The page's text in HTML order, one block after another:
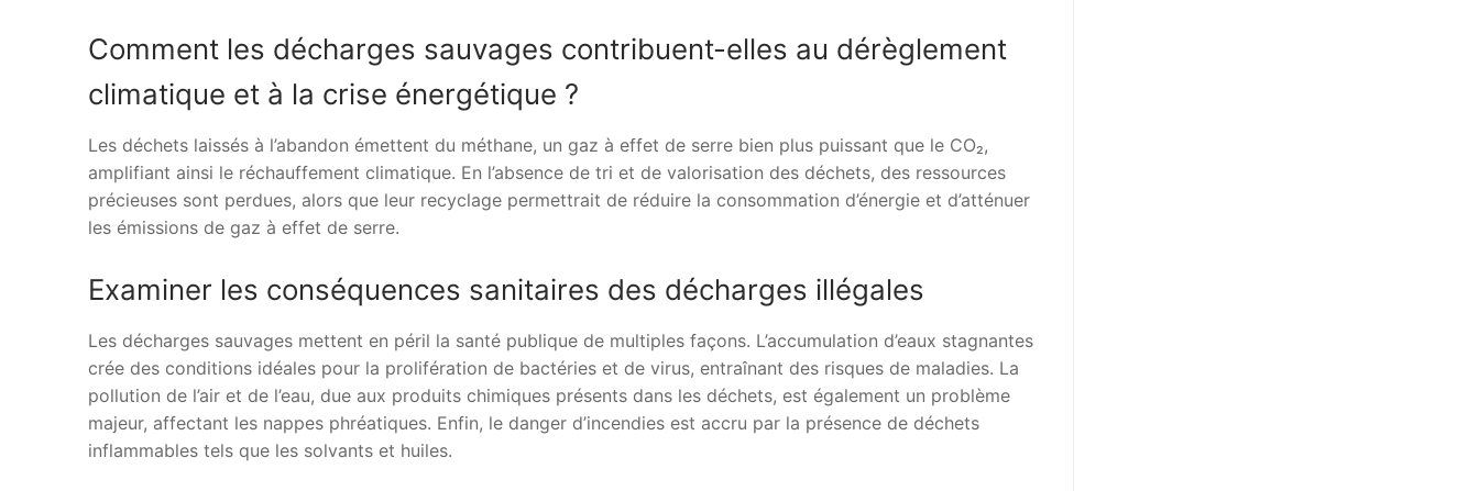
Comment les décharges sauvages contribuent-elles au dérèglement
climatique et à la crise énergétique ?
Les déchets laissés à l’abandon émettent du méthane, un gaz à effet de serre bien plus puissant que le CO₂,
amplifiant ainsi le réchauffement climatique. En l’absence de tri et de valorisation des déchets, des ressources
précieuses sont perdues, alors que leur recyclage permettrait de réduire la consommation d’énergie et d’atténuer
les émissions de gaz à effet de serre.
Examiner les conséquences sanitaires des décharges illégales
Les décharges sauvages mettent en péril la santé publique de multiples façons. L’accumulation d’eaux stagnantes
crée des conditions idéales pour la prolifération de bactéries et de virus, entraînant des risques de maladies. La
pollution de l’air et de l’eau, due aux produits chimiques présents dans les déchets, est également un problème
majeur, affectant les nappes phréatiques. Enfin, le danger d’incendies est accru par la présence de déchets
inflammables tels que les solvants et huiles.